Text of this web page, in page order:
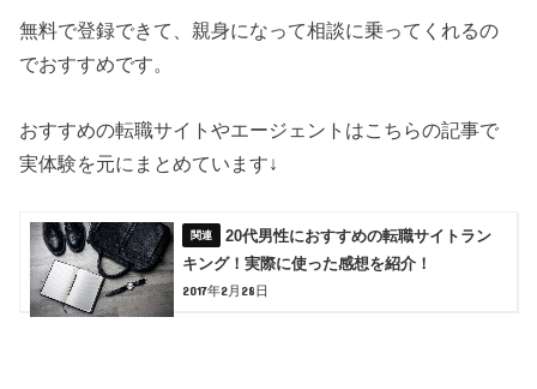
無料で登録できて、親身になって相談に乗ってくれるの
でおすすめです。
おすすめの転職サイトやエージェントはこちらの記事で
実体験を元にまとめています↓
20代男性におすすめの転職サイトラン
キング！実際に使った感想を紹介！
2017年2月28日